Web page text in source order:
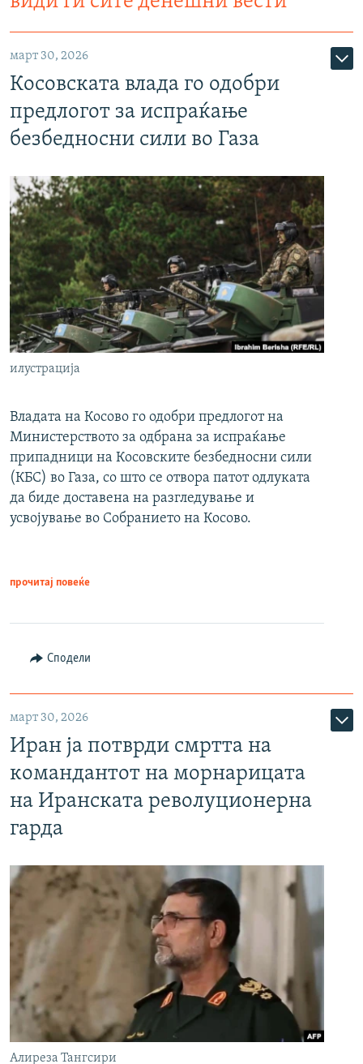
март 30, 2026
Косовската влада го одобри
предлогот за испраќање
безбедносни сили во Газа
илустрација
Владата на Косово го одобри предлогот на
Министерството за одбрана за испраќање
припадници на Косовските безбедносни сили
(КБС) во Газа, со што се отвора патот одлуката
да биде доставена на разгледување и
усвојување во Собранието на Косово.
прочитај повеќе
Сподели
март 30, 2026
Иран ја потврди смртта на
командантот на морнарицата
на Иранската револуционерна
гарда
Алиреза Тангсири